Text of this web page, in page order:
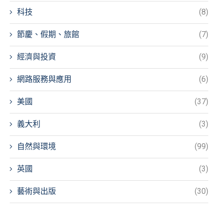
科技 (8)
節慶、假期、旅館 (7)
經濟與投資 (9)
網路服務與應用 (6)
美國 (37)
義大利 (3)
自然與環境 (99)
英國 (3)
藝術與出版 (30)